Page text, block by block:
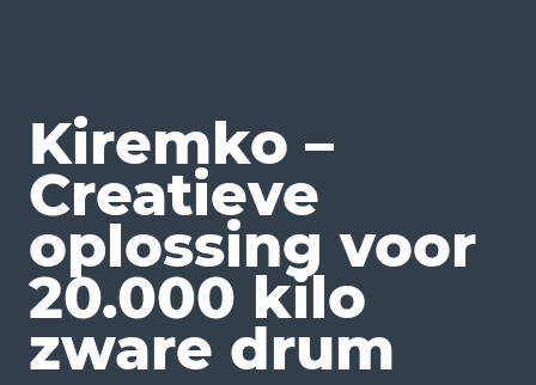
Kiremko –
Creatieve
oplossing voor
20.000 kilo
zware drum